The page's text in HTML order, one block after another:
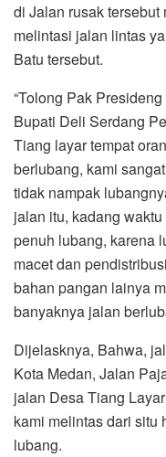
di Jalan rusak
melintasi jalan lintas
Batu tersebut.
“Tolong Pak
Bupati Deli Serdang
Tiang layar tempat
berlubang, kami
tidak nampak
jalan itu, kadang
penuh lubang, karena
macet dan
bahan pangan lainya
banyaknya jalan
Dijelasknya, Bahwa,
Kota Medan, Jalan
jalan Desa Tiang
kami melintas dari situ
lubang.